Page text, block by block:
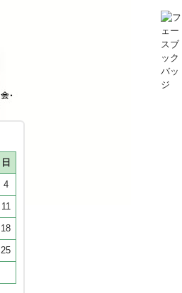
日
4
11
18
25